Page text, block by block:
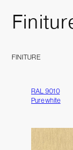
FINITURE
RAL 9010
Pure white